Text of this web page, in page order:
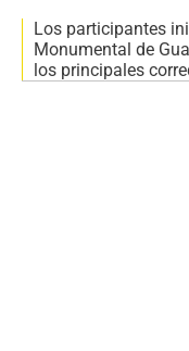
Los participantes
Monumental de
los principales